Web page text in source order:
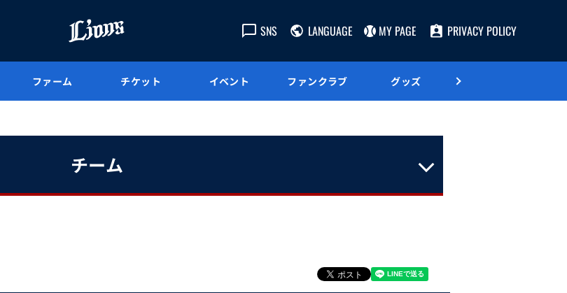
SNS LANGUAGE MY PAGE PRIVACY POLICY
ファーム チケット イベント ファンクラブ グッズ
チーム